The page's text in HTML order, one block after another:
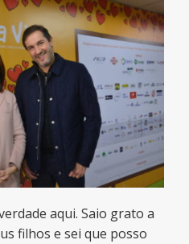
aqui. Saio grato a
filhos e sei que posso